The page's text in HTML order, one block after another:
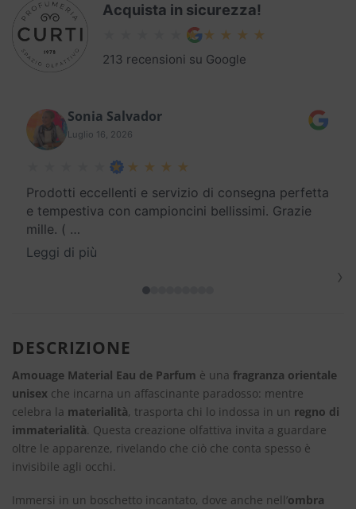
Acquista in sicurezza!
213 recensioni su Google
Sonia Salvador
Luglio 16, 2026
Prodotti eccellenti e servizio di consegna perfetta
e tempestiva con campioncini bellissimi. Grazie
mille. ( …
Leggi di più
›
DESCRIZIONE
Amouage Material Eau de Parfum è una fragranza orientale
unisex che incarna un affascinante paradosso: mentre
celebra la materialità, trasporta chi lo indossa in un regno di
immaterialità. Questa creazione olfattiva invita a guardare
oltre le apparenze, rivelando che ciò che conta spesso è
invisibile agli occhi.
Immersi in un boschetto incantato, dove anche nell’ombra